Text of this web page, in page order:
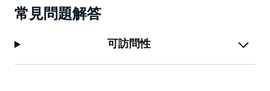
常見問題解答
可訪問性